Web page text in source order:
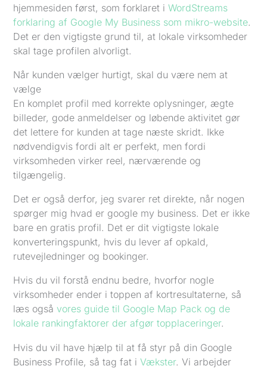
hjemmesiden først, som forklaret iWordStreams
forklaring af Google My Business som mikro-website.
Det er den vigtigste grund til, at lokale virksomheder
skal tage profilen alvorligt.
Når kunden vælger hurtigt, skal du være nem at
vælge
En komplet profil med korrekte oplysninger, ægte
billeder, gode anmeldelser og løbende aktivitet gør
det lettere for kunden at tage næste skridt. Ikke
nødvendigvis fordi alt er perfekt, men fordi
virksomheden virker reel, nærværende og
tilgængelig.
Det er også derfor, jeg svarer ret direkte, når nogen
spørger mig hvad er google my business. Det er ikke
bare en gratis profil. Det er dit vigtigste lokale
konverteringspunkt, hvis du lever af opkald,
rutevejledninger og bookinger.
Hvis du vil forstå endnu bedre, hvorfor nogle
virksomheder ender i toppen af kortresultaterne, så
læs ogsåvores guide til Google Map Pack og de
lokale rankingfaktorer der afgør topplaceringer.
Hvis du vil have hjælp til at få styr på din Google
Business Profile, så tag fat iVækster. Vi arbejder